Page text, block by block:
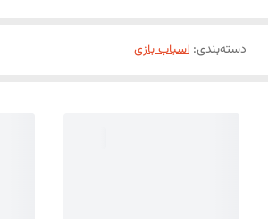
دسته‌بندی: اسباب بازی